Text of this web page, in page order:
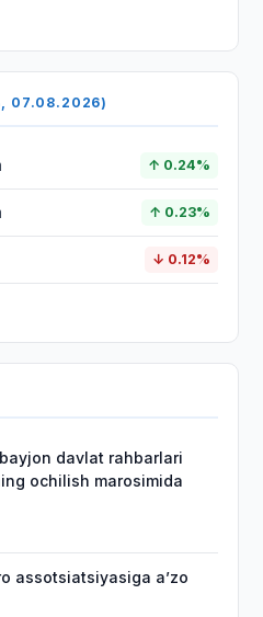
07.08.2026)
↑ 0.24%
↑ 0.23%
↓ 0.12%
davlat rahbarlari
ochilish marosimida
assotsiatsiyasiga aʼzo